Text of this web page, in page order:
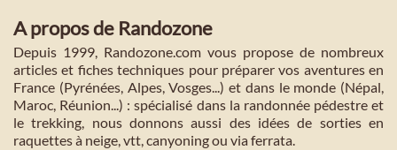
A propos de Randozone
Depuis 1999, Randozone.com vous propose de nombreux
articles et fiches techniques pour préparer vos aventures en
France (Pyrénées, Alpes, Vosges...) et dans le monde (Népal,
Maroc, Réunion...) : spécialisé dans la randonnée pédestre et
le trekking, nous donnons aussi des idées de sorties en
raquettes à neige, vtt, canyoning ou via ferrata.